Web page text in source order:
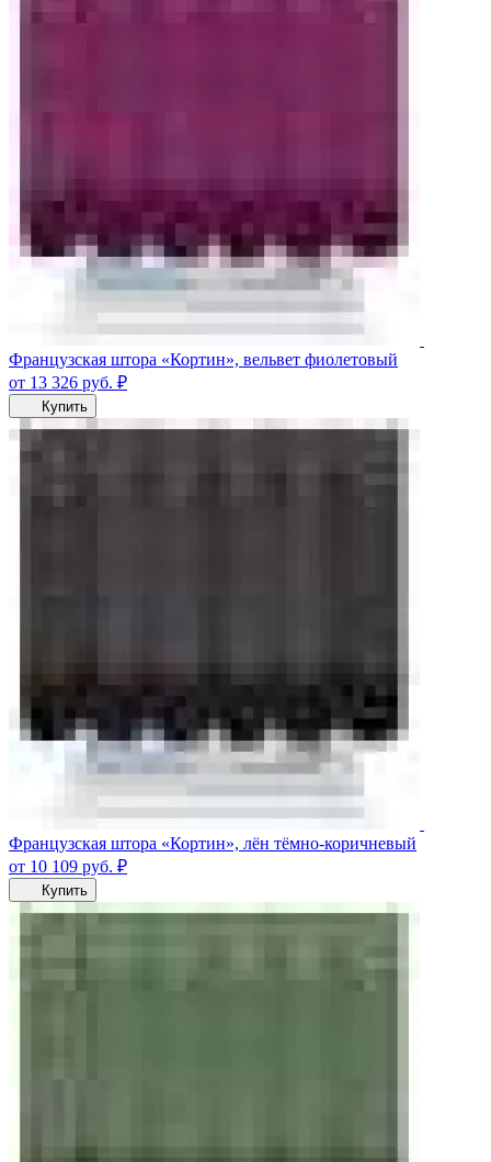
Французская штора «Кортин», вельвет фиолетовый
от 13 326 руб. ₽
Купить
Французская штора «Кортин», лён тёмно-коричневый
от 10 109 руб. ₽
Купить